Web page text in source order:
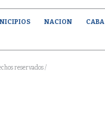
NACION CABA
reservados /